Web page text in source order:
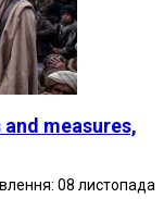
measures,
08 листопада